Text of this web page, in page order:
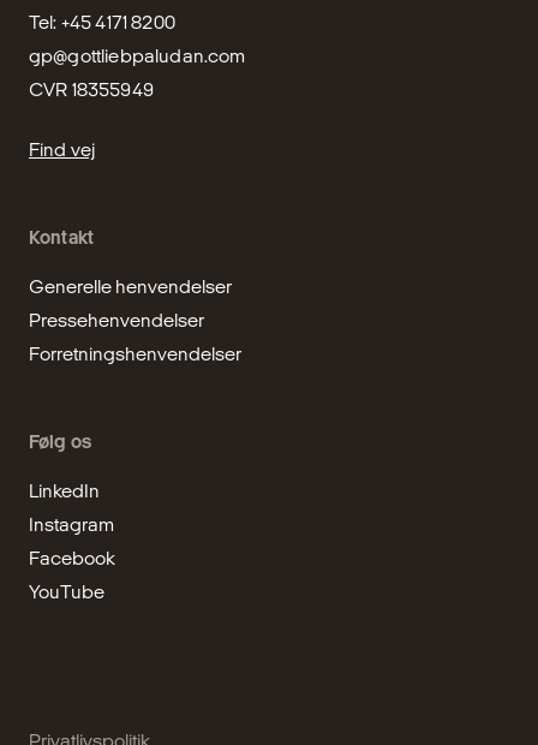
Tel: +45 4171 8200
gp@gottliebpaludan.com
CVR 18355949
Find vej
Kontakt
Generelle henvendelser
Pressehenvendelser
Forretningshenvendelser
Følg os
LinkedIn
Instagram
Facebook
YouTube